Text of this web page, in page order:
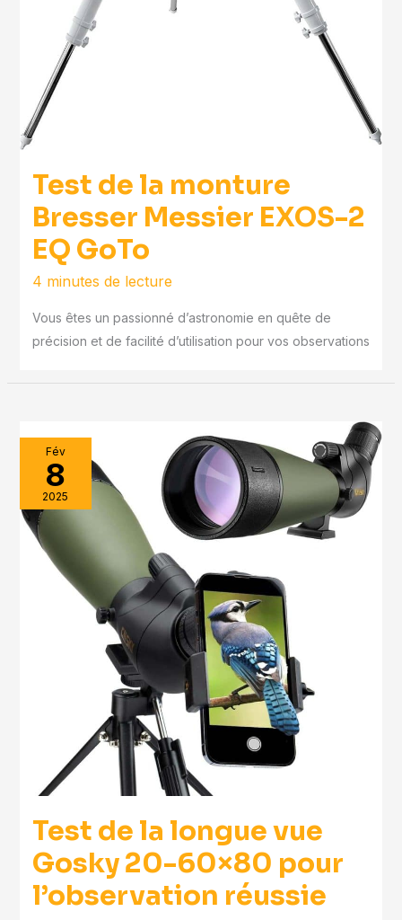
Test de la monture
Bresser Messier EXOS-2
EQ GoTo
4 minutes de lecture
Vous êtes un passionné d’astronomie en quête de
précision et de facilité d’utilisation pour vos observations
Fév
8
2025
Test de la longue vue
Gosky 20-60×80 pour
l’observation réussie